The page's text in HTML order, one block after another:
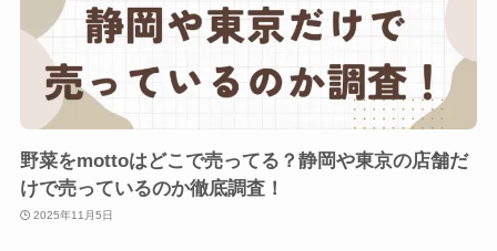
野菜をmottoはどこで売ってる？静岡や東京の店舗だ
けで売っているのか徹底調査！
2025年11月5日